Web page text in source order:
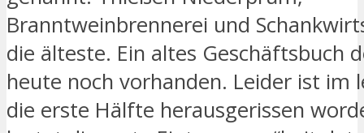
Branntweinbrennerei und
die älteste. Ein altes Geschäftsbuch
heute noch vorhanden. Leider ist im
die erste Hälfte herausgerissen